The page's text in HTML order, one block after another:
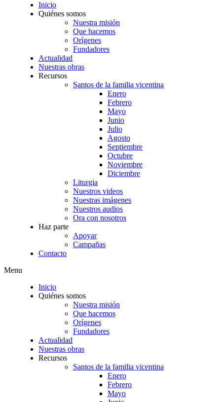
Inicio
Quiénes somos
Nuestra misión
Que hacemos
Orígenes
Fundadores
Actualidad
Nuestras obras
Recursos
Santos de la familia vicentina
Enero
Febrero
Mayo
Junio
Julio
Agosto
Septiembre
Octubre
Noviembre
Diciembre
Liturgia
Nuestros videos
Nuestras imágenes
Nuestros audios
Ora con nosotros
Haz parte
Apoyar
Campañas
Contacto
Menu
Inicio
Quiénes somos
Nuestra misión
Que hacemos
Orígenes
Fundadores
Actualidad
Nuestras obras
Recursos
Santos de la familia vicentina
Enero
Febrero
Mayo